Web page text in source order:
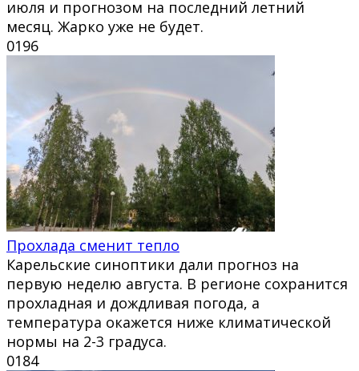
июля и прогнозом на последний летний
месяц. Жарко уже не будет.
0196
Прохлада сменит тепло
Карельские синоптики дали прогноз на
первую неделю августа. В регионе сохранится
прохладная и дождливая погода, а
температура окажется ниже климатической
нормы на 2-3 градуса.
0184